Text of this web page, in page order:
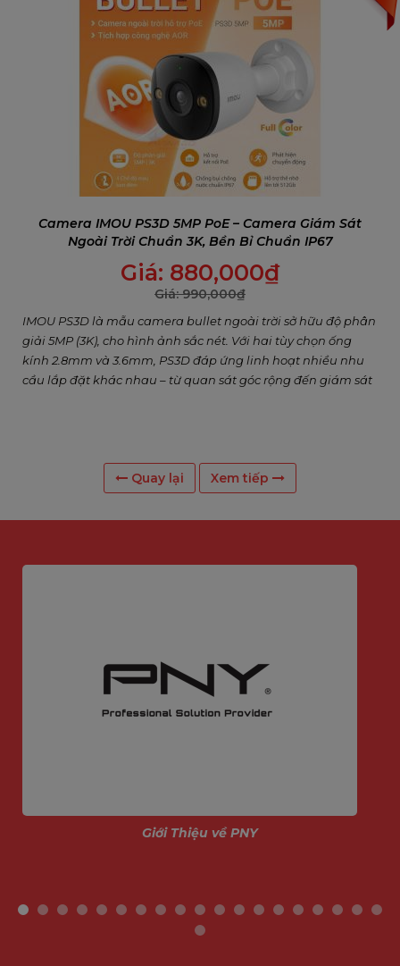
Camera IMOU PS3D 5MP PoE – Camera Giám Sát
Ngoài Trời Chuẩn 3K, Bền Bỉ Chuẩn IP67
Giá: 880,000₫
Giá:990,000₫
IMOU PS3D là mẫu camera bullet ngoài trời sở hữu độ phân
giải 5MP (3K), cho hình ảnh sắc nét. Với hai tùy chọn ống
kính 2.8mm và 3.6mm, PS3D đáp ứng linh hoạt nhiều nhu
cầu lắp đặt khác nhau – từ quan sát góc rộng đến giám sát
Quay lại Xem tiếp
Giới Thiệu về PNY